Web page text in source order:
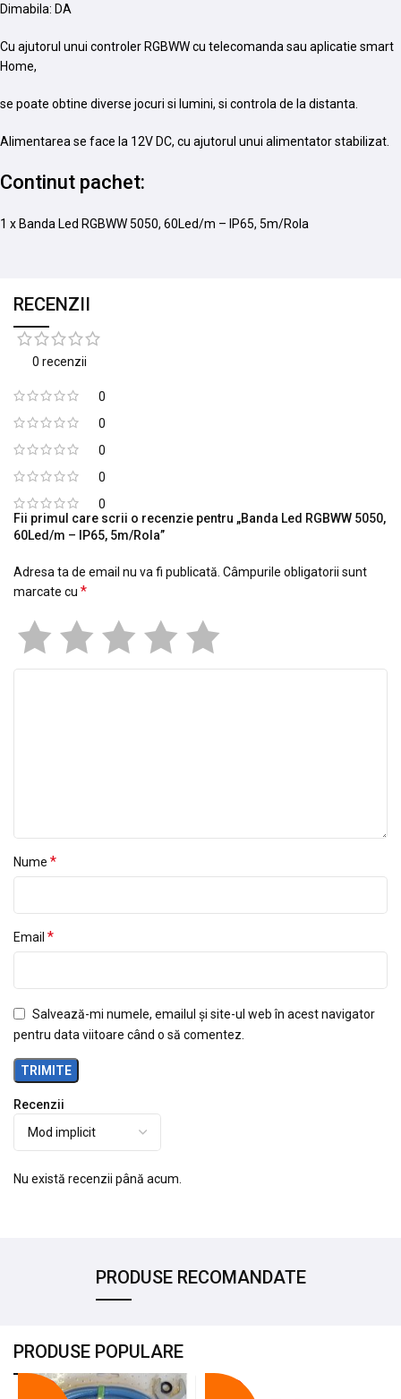
Dimabila: DA
Cu ajutorul unui controler RGBWW cu telecomanda sau aplicatie smart
Home,
se poate obtine diverse jocuri si lumini, si controla de la distanta.
Alimentarea se face la 12V DC, cu ajutorul unui alimentator stabilizat.
Continut pachet:
1 x Banda Led RGBWW 5050, 60Led/m – IP65, 5m/Rola
RECENZII
0 recenzii
0
0
0
0
0
Recenzii
Nu există recenzii până acum.
Fii primul care scrii o recenzie pentru „Banda Led RGBWW 5050,
60Led/m – IP65, 5m/Rola”
Adresa ta de email nu va fi publicată. Câmpurile obligatorii sunt
marcate cu *
Nume *
Email *
Salvează-mi numele, emailul și site-ul web în acest navigator
pentru data viitoare când o să comentez.
PRODUSE RECOMANDATE
PRODUSE POPULARE